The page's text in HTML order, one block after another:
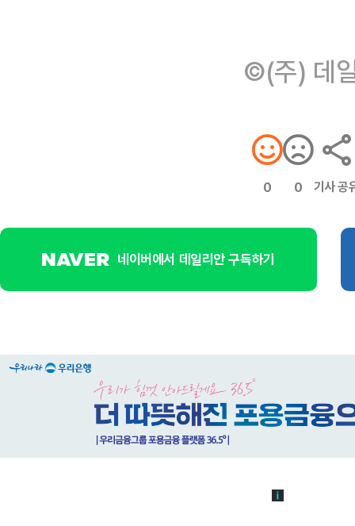
©(주) 데
0 0 기사 공
네이버에서 데일리안 구독하기